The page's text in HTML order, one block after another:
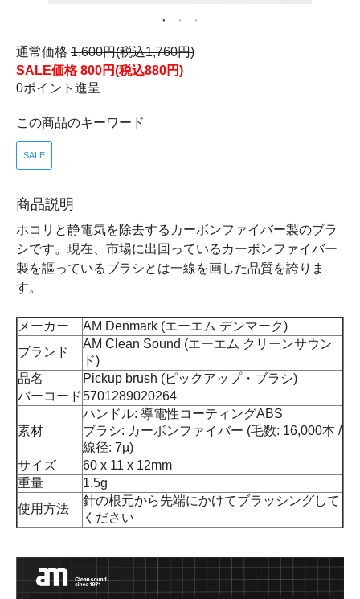
通常価格 1,600円(税込1,760円)
SALE価格 800円(税込880円)
0ポイント進呈
この商品のキーワード
SALE
商品説明
ホコリと静電気を除去するカーボンファイバー製のブラ
シです。現在、市場に出回っているカーボンファイバー
製を謳っているブラシとは一線を画した品質を誇りま
す。
メーカー
AM Denmark (エーエム デンマーク)
ブランド
AM Clean Sound (エーエム クリーンサウン
ド)
品名
Pickup brush (ピックアップ・ブラシ)
バーコード5701289020264
素材
ハンドル: 導電性コーティングABS
ブラシ: カーボンファイバー (毛数: 16,000本 /
線径: 7µ)
サイズ
60 x 11 x 12mm
重量
1.5g
使用方法
針の根元から先端にかけてブラッシングして
ください